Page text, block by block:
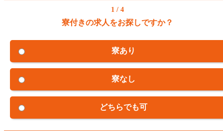
1 / 4
寮付きの求人をお探しですか？
寮あり
寮なし
どちらでも可